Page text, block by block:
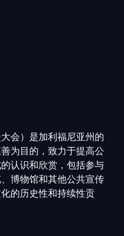
会）是加利福尼亚州的
为目的，致力于提高公
认识和欣赏，包括参与
博物馆和其他公共宣传
的历史性和持续性贡